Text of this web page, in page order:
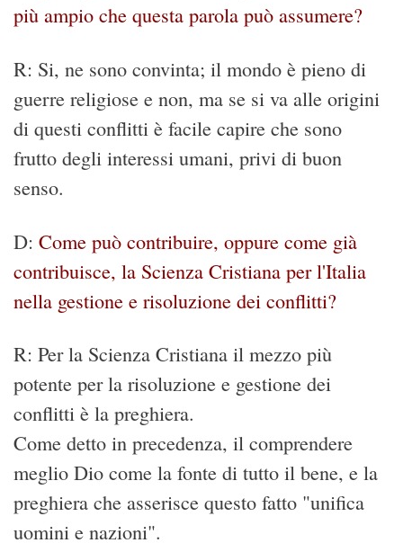
più ampio che questa parola può assumere?
R: Si, ne sono convinta; il mondo è pieno di
guerre religiose e non, ma se si va alle origini
di questi conflitti è facile capire che sono
frutto degli interessi umani, privi di buon
senso.
D: Come può contribuire, oppure come già
contribuisce, la Scienza Cristiana per l'Italia
nella gestione e risoluzione dei conflitti?
R: Per la Scienza Cristiana il mezzo più
potente per la risoluzione e gestione dei
conflitti è la preghiera.
Come detto in precedenza, il comprendere
meglio Dio come la fonte di tutto il bene, e la
preghiera che asserisce questo fatto "unifica
uomini e nazioni".